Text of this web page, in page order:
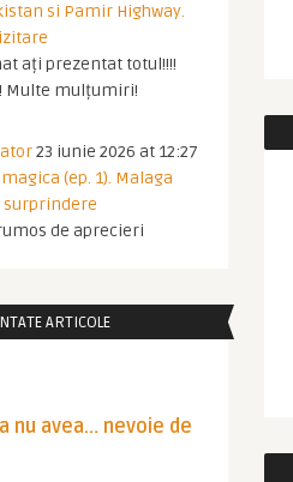
si Pamir Highway.
ați prezentat totul!!!!
Multe mulțumiri!
23 iunie 2026 at 12:27
(ep. 1). Malaga
de aprecieri
ARTICOLE
nu avea… nevoie de